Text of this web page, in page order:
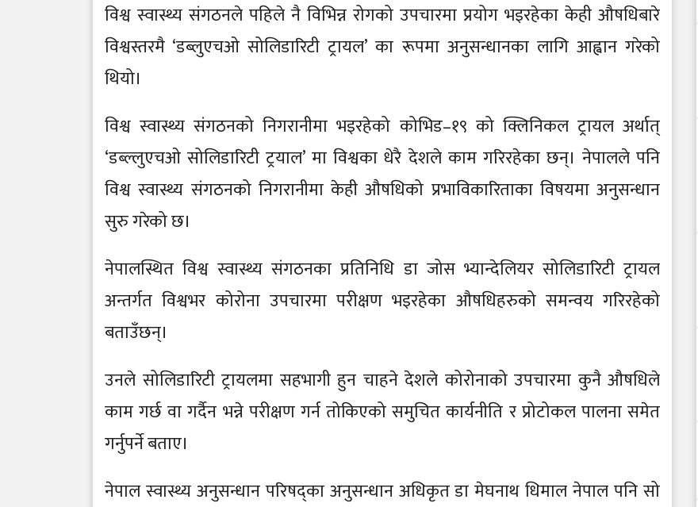
विश्व स्वास्थ्य संगठनले पहिले नै विभिन्न रोगको उपचारमा प्रयोग भइरहेका केही औषधिबारे
विश्वस्तरमै ‘डब्लुएचओ सोलिडारिटी ट्रायल’ का रूपमा अनुसन्धानका लागि आह्वान गरेको
थियो।
विश्व स्वास्थ्य संगठनको निगरानीमा भइरहेको कोभिड–१९ को क्लिनिकल ट्रायल अर्थात्
‘डब्ल्लुएचओ सोलिडारिटी ट्रयाल’ मा विश्वका धेरै देशले काम गरिरहेका छन्। नेपालले पनि
विश्व स्वास्थ्य संगठनको निगरानीमा केही औषधिको प्रभाविकारिताका विषयमा अनुसन्धान
सुरु गरेको छ।
नेपालस्थित विश्व स्वास्थ्य संगठनका प्रतिनिधि डा जोस भ्यान्देलियर सोलिडारिटी ट्रायल
अन्तर्गत विश्वभर कोरोना उपचारमा परीक्षण भइरहेका औषधिहरुको समन्वय गरिरहेको
बताउँछन्।
उनले सोलिडारिटी ट्रायलमा सहभागी हुन चाहने देशले कोरोनाको उपचारमा कुनै औषधिले
काम गर्छ वा गर्दैन भन्ने परीक्षण गर्न तोकिएको समुचित कार्यनीति र प्रोटोकल पालना समेत
गर्नुपर्ने बताए।
नेपाल स्वास्थ्य अनुसन्धान परिषद्का अनुसन्धान अधिकृत डा मेघनाथ धिमाल नेपाल पनि सो